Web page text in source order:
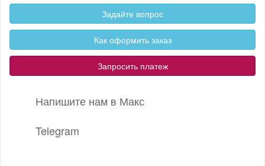
Задайте вопрос
Как оформить заказ
Запросить платеж
Напишите нам в Макс
Telegram